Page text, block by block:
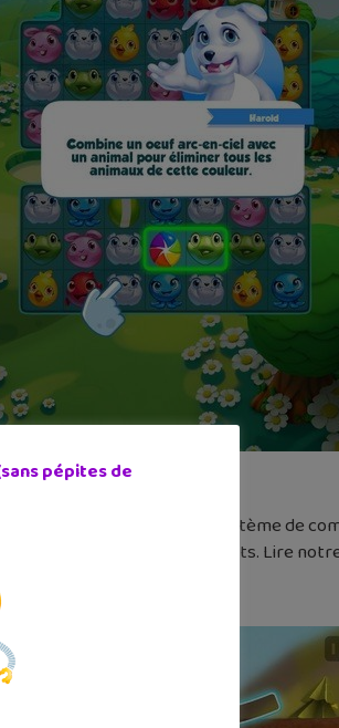
et iPad. Avec un système de
pour terminer les 60 circuits. Lire
pépites de